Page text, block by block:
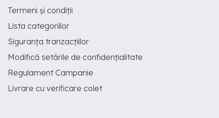
Termeni și condiții
Lista categoriilor
Siguranța tranzacțiilor
Modifică setările de confidențialitate
Regulament Campanie
Livrare cu verificare colet